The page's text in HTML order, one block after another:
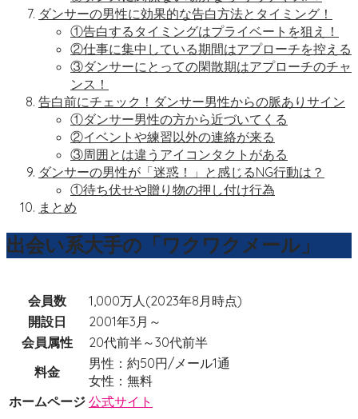
ダンサーの男性に効果的な告白方法とタイミング！
①告白するタイミングはプライベートを狙え！
②仕事に集中している期間はアプローチを控える
③ダンサーにとっての閑散期はアプローチのチャ
ンス！
告白前にチェック！ダンサー男性からの脈ありサイン
①ダンサー男性の方から近づいてくる
②イベントや練習以外の連絡が来る
③周囲とは違うアイコンタクトがある
ダンサーの男性が「迷惑！」と感じるNG行動は？
①待ち伏せや贈り物の押し付け行為
まとめ
出会い系大手の「ワクワクメール」
会員数
1,000万人(2023年8月時点)
開設日
2001年3月～
会員属性
20代前半～30代前半
料金
男性：約50円/メール1通
女性：無料
ホームページ 公式サイト